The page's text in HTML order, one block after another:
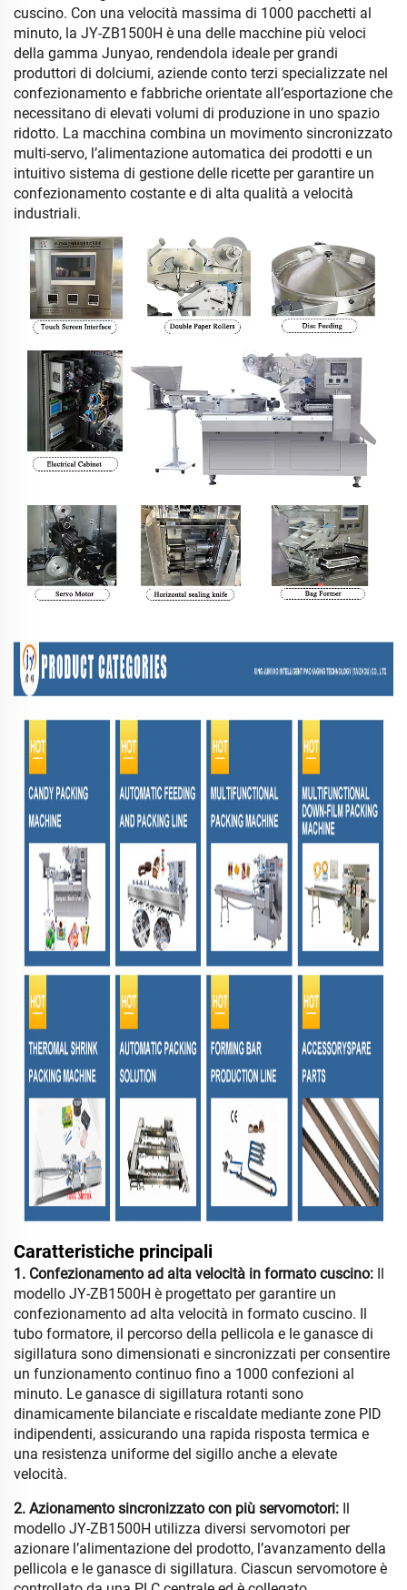
cuscino. Con una velocità massima di 1000 pacchetti al
minuto, la JY-ZB1500H è una delle macchine più veloci
della gamma Junyao, rendendola ideale per grandi
produttori di dolciumi, aziende conto terzi specializzate nel
confezionamento e fabbriche orientate all’esportazione che
necessitano di elevati volumi di produzione in uno spazio
ridotto. La macchina combina un movimento sincronizzato
multi-servo, l’alimentazione automatica dei prodotti e un
intuitivo sistema di gestione delle ricette per garantire un
confezionamento costante e di alta qualità a velocità
industriali.
Caratteristiche principali
1. Confezionamento ad alta velocità in formato cuscino:
modello JY-ZB1500H è progettato per garantire un
confezionamento ad alta velocità in formato cuscino. Il
tubo formatore, il percorso della pellicola e le ganasce di
sigillatura sono dimensionati e sincronizzati per consentire
un funzionamento continuo fino a 1000 confezioni al
minuto. Le ganasce di sigillatura rotanti sono
dinamicamente bilanciate e riscaldate mediante zone PID
indipendenti, assicurando una rapida risposta termica e
una resistenza uniforme del sigillo anche a elevate
velocità.
2. Azionamento sincronizzato con più servomotori:
modello JY-ZB1500H utilizza diversi servomotori per
azionare l’alimentazione del prodotto, l’avanzamento della
pellicola e le ganasce di sigillatura. Ciascun servomotore è